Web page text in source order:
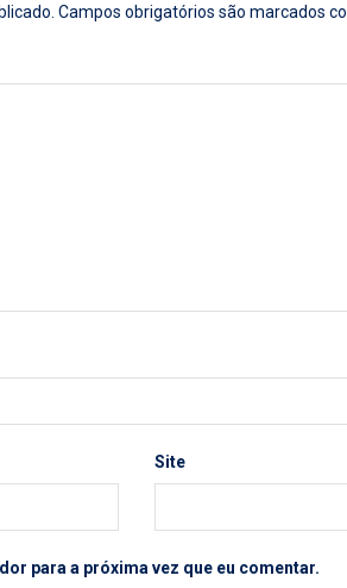
Campos obrigatórios são marcados
Site
para a próxima vez que eu comentar.